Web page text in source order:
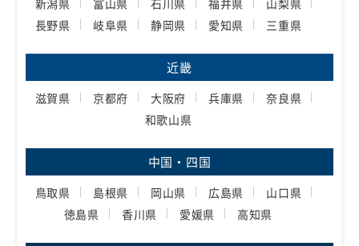
長野県
岐阜県 静岡県 愛知県 三重県
近畿
滋賀県 京都府 大阪府 兵庫県
奈良県
和歌山県
中国・四国
鳥取県 島根県 岡山県 広島県
山口県
徳島県
香川県 愛媛県 高知県